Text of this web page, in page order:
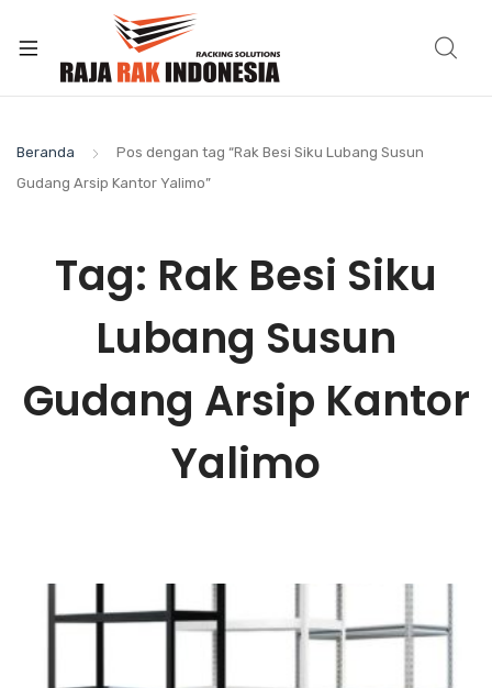
Beranda
Pos dengan tag “Rak Besi Siku Lubang Susun
Gudang Arsip Kantor Yalimo”
Tag: Rak Besi Siku
Lubang Susun
Gudang Arsip Kantor
Yalimo